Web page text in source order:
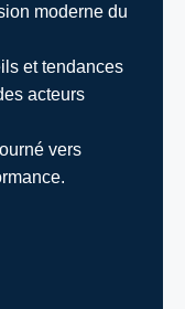
moderne du
et tendances
acteurs
vers